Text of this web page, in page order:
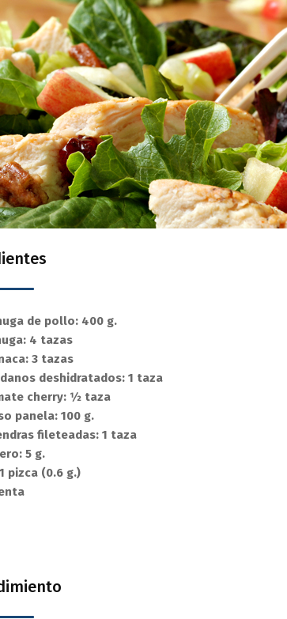
de pollo: 400 g.
4 tazas
3 tazas
deshidratados: 1 taza
cherry: 1⁄2 taza
panela: 100 g.
fileteadas: 1 taza
5 g.
pizca (0.6 g.)